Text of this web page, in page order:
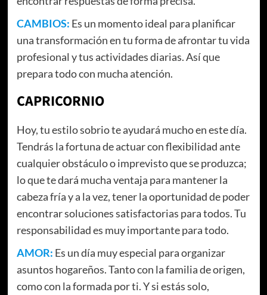
CAMBIOS: Es un momento ideal para planificar
una transformación en tu forma de afrontar tu vida
profesional y tus actividades diarias. Así que
prepara todo con mucha atención.
CAPRICORNIO
Hoy, tu estilo sobrio te ayudará mucho en este día.
Tendrás la fortuna de actuar con flexibilidad ante
cualquier obstáculo o imprevisto que se produzca;
lo que te dará mucha ventaja para mantener la
cabeza fría y a la vez, tener la oportunidad de poder
encontrar soluciones satisfactorias para todos. Tu
responsabilidad es muy importante para todo.
AMOR: Es un día muy especial para organizar
asuntos hogareños. Tanto con la familia de origen,
como con la formada por ti. Y si estás solo,